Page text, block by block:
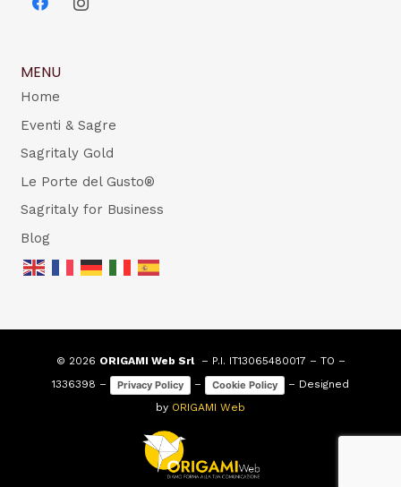
MENU
Home
Eventi & Sagre
Sagritaly Gold
Le Porte del Gusto®
Sagritaly for Business
Blog
© 2026 ORIGAMI Web Srl– P.I. IT13065480017 – TO –
1336398 –
Privacy Policy – Cookie Policy
– Designed
by ORIGAMI Web